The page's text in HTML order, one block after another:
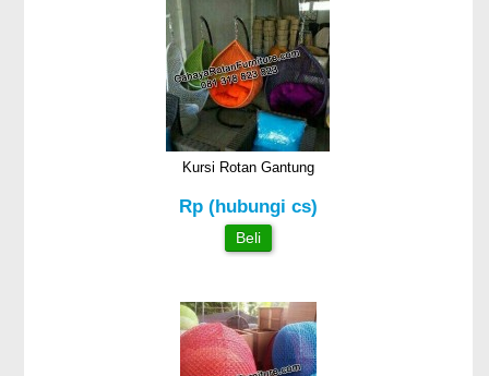
Kursi Rotan Gantung
Rp (hubungi cs)
Beli